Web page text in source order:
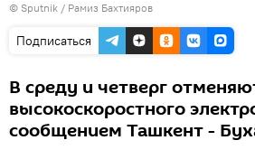
© Sputnik / Рамиз Бахтияров
Подписаться
В среду и четверг
высокоскоростного
сообщением Ташкент -